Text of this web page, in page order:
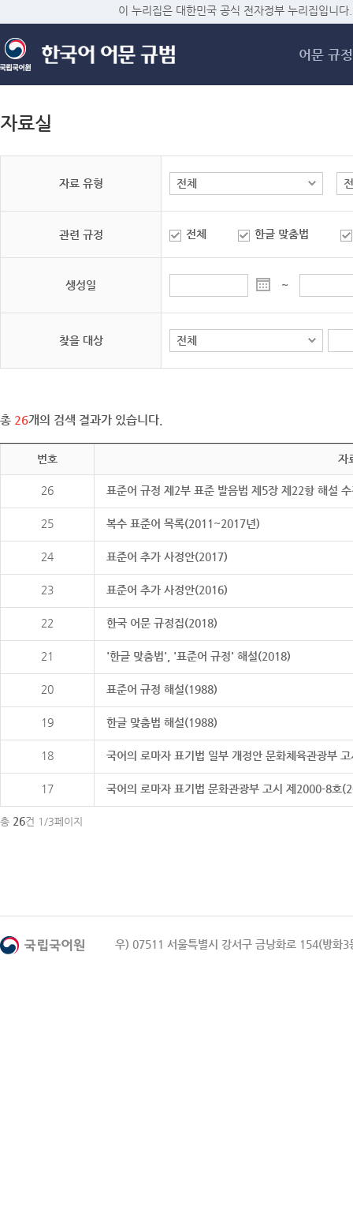
메
이 누리집은 대한민국 공식 전자정부 누리집입니다.
어문 규정
자료실
자료 유형
관련 규정 전체 한글 맞춤법
생성일 ~
찾을 대상
총 26개의 검색 결과가 있습니다.
번호 자
26 표준어 규정 제2부 표준 발음법 제5장 제22항 해설
25 복수 표준어 목록(2011~2017년)
24 표준어 추가 사정안(2017)
23 표준어 추가 사정안(2016)
22 한국 어문 규정집(2018)
21 '한글 맞춤법', '표준어 규정' 해설(2018)
20 표준어 규정 해설(1988)
19 한글 맞춤법 해설(1988)
18 국어의 로마자 표기법 일부 개정안 문화체육관광부
17 국어의 로마자 표기법 문화관광부 고시 제2000-8호
총 26건 1/3페이지
우) 07511 서울특별시 강서구 금낭화로 154(방화3